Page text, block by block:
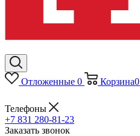
Отложенные 0 Корзина0
Телефоны
+7 831 280-81-23
Заказать звонок